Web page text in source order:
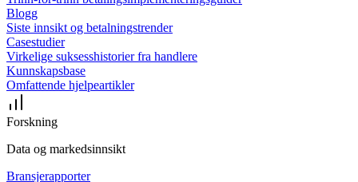
Blogg
Siste innsikt og betalningstrender
Casestudier
Virkelige suksesshistorier fra handlere
Kunnskapsbase
Omfattende hjelpeartikler
Forskning
Data og markedsinnsikt
Bransjerapporter